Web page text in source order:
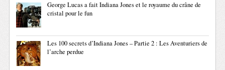
George Lucas a fait Indiana Jones et le royaume du crâne de
cristal pour le fun
Les 100 secrets d’Indiana Jones – Partie 2 : Les Aventuriers de
l’arche perdue